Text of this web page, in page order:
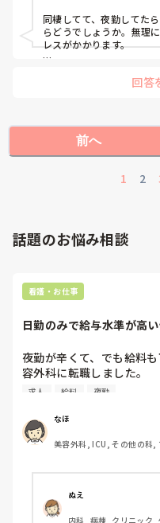
同棲してて、夜勤してた
らどうでしょうか。無理
レスがかかります。
んが、夜勤前の家事など
回答
前へ
1 2
話題のお悩み相談
看護・お仕事
日勤のみで給与水準が高
夜勤が辛くて、でも給料
容外科に転職しました。
その後数年働き、現在育休
病院の求人を見ても、や
です。
求人 給料 夜勤
なほ
美容外科, ICU, その他の科,
ぬえ
内科, 病棟, クリニック,